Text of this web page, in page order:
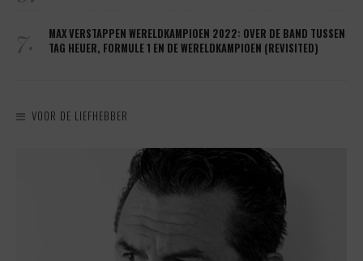
7.
MAX VERSTAPPEN WERELDKAMPIOEN 2022: OVER DE BAND TUSSEN
TAG HEUER, FORMULE 1 EN DE WERELDKAMPIOEN (REVISITED)
VOOR DE LIEFHEBBER